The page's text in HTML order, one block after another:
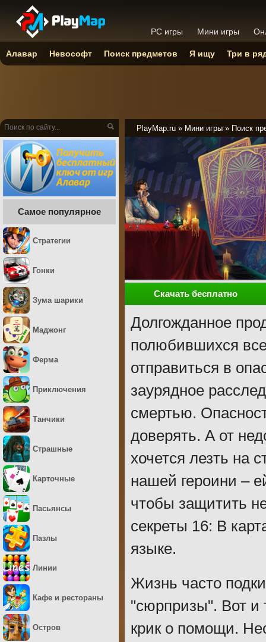
PlayMap.ru » Мини игры » Поиск
Скачать бесплатно
Долгожданное
полюбившихся
отправиться в
заурядное
смертью.
доверять. А от
хочется лезть на
нашей героини –
чтобы защитить
секреты 16: В
языке.
Жизнь часто
"сюрпризы". Вот и
крик о помощи.
Самое популярное
Стратегии
Гонки
Зума шарики
Маджонг
Ферма
Приключения
Танчики
Страшные
Карточные
Пасьянсы
Пазлы
Линии
Кафе и рестораны
Остров
PC игры Мини игры
Алавар Невософт Поиск предметов Я ищу Три в